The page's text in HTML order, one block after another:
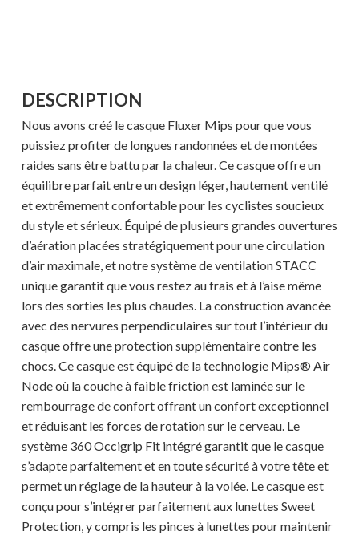
DESCRIPTION
Nous avons créé le casque Fluxer Mips pour que vous
puissiez profiter de longues randonnées et de montées
raides sans être battu par la chaleur. Ce casque offre un
équilibre parfait entre un design léger, hautement ventilé
et extrêmement confortable pour les cyclistes soucieux
du style et sérieux. Équipé de plusieurs grandes ouvertures
d’aération placées stratégiquement pour une circulation
d’air maximale, et notre système de ventilation STACC
unique garantit que vous restez au frais et à l’aise même
lors des sorties les plus chaudes. La construction avancée
avec des nervures perpendiculaires sur tout l’intérieur du
casque offre une protection supplémentaire contre les
chocs. Ce casque est équipé de la technologie Mips® Air
Node où la couche à faible friction est laminée sur le
rembourrage de confort offrant un confort exceptionnel
et réduisant les forces de rotation sur le cerveau. Le
système 360 ​​Occigrip Fit intégré garantit que le casque
s’adapte parfaitement et en toute sécurité à votre tête et
permet un réglage de la hauteur à la volée. Le casque est
conçu pour s’intégrer parfaitement aux lunettes Sweet
Protection, y compris les pinces à lunettes pour maintenir